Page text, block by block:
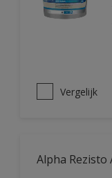
Vergelijk
Alpha Rezisto